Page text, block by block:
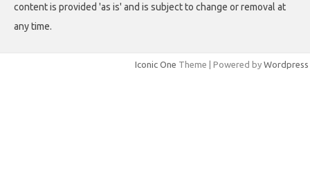
content is provided 'as is' and is subject to change or removal at
any time.
Iconic One Theme | Powered by Wordpress